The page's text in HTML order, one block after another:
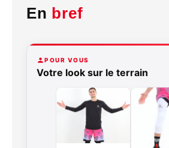
En bref
POUR VOUS
Votre look sur le terrain